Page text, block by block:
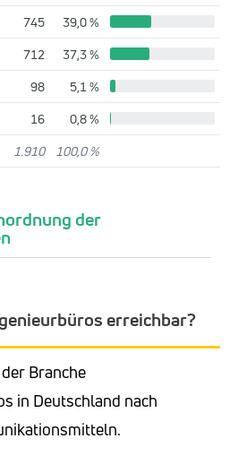
745
39,0 %
712
37,3 %
98
5,1 %
16
0,8 %
1.910 100,0 %
der
erreichbar?
Branche
in Deutschland nach